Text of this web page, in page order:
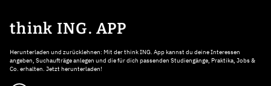
think ING. APP
Herunterladen und zurücklehnen: Mit der think ING. App kannst du deine Interessen
angeben, Suchaufträge anlegen und die für dich passenden Studiengänge, Praktika, Jobs &
Co. erhalten. Jetzt herunterladen!